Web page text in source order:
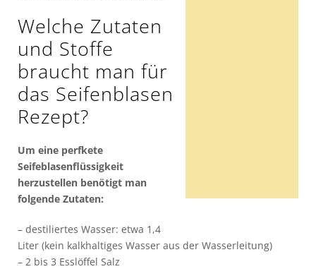
Welche Zutaten
und Stoffe
braucht man für
das Seifenblasen
Rezept?
Um eine perfkete
Seifeblasenflüssigkeit
herzustellen benötigt man
folgende Zutaten:
– destiliertes Wasser: etwa 1,4
Liter (kein kalkhaltiges Wasser aus der Wasserleitung)
– 2 bis 3 Esslöffel Salz